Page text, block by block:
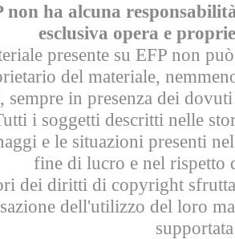
non ha alcuna
esclusiva opera e
presente su EFP non
del materiale,
sempre in presenza dei
i soggetti descritti nelle
e le situazioni presenti
fine di lucro e nel rispetto
dei diritti di copyright
dell'utilizzo del loro